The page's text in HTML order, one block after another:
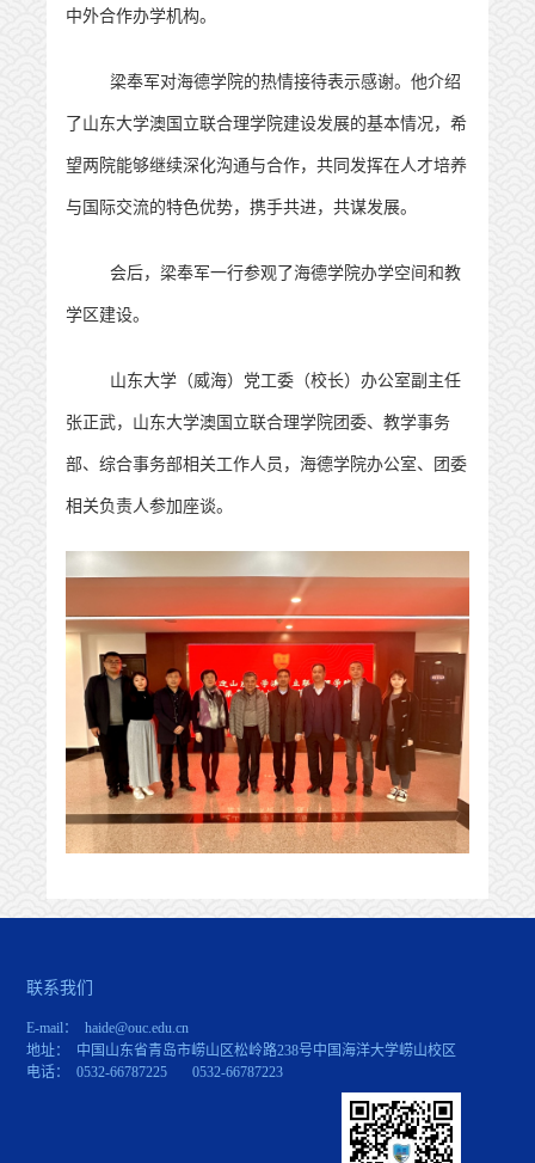
中外合作办学机构。
梁奉军对海德学院的热情接待表示感谢。他介绍
了山东大学澳国立联合理学院建设发展的基本情况，希
望两院能够继续深化沟通与合作，共同发挥在人才培养
与国际交流的特色优势，携手共进，共谋发展。
会后，梁奉军一行参观了海德学院办学空间和教
学区建设。
山东大学（威海） 党工委（校长）办公室副主任
张正武，山东大学澳国立联合理学院团委、教学事务
部、综合事务部相关工作人员，海德学院办公室、团委
相关负责人参加座谈。
联系我们
E-mail： haide@ouc.edu.cn
地址： 中国山东省青岛市崂山区松岭路238号中国海洋大学崂山校区
电话： 0532-66787225 0532-66787223